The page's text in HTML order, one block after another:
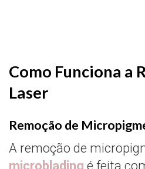
Como Funciona a
Laser
Remoção de
A remoção de
microblading é feita